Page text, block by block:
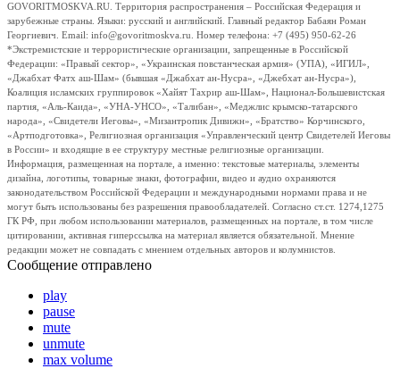
GOVORITMOSKVA.RU. Территория распространения – Российская Федерация и
зарубежные страны. Языки: русский и английский. Главный редактор Бабаян Роман
Георгиевич. Email: info@govoritmoskva.ru. Номер телефона: +7 (495) 950-62-26
*Экстремистские и террористические организации, запрещенные в Российской
Федерации: «Правый сектор», «Украинская повстанческая армия» (УПА), «ИГИЛ»,
«Джабхат Фатх аш-Шам» (бывшая «Джабхат ан-Нусра», «Джебхат ан-Нусра»),
Коалиция исламских группировок «Хайят Тахрир аш-Шам», Национал-Большевистская
партия, «Аль-Каида», «УНА-УНСО», «Талибан», «Меджлис крымско-татарского
народа», «Свидетели Иеговы», «Мизантропик Дивижн», «Братство» Корчинского,
«Артподготовка», Религиозная организация «Управленческий центр Свидетелей Иеговы
в России» и входящие в ее структуру местные религиозные организации.
Информация, размещенная на портале, а именно: текстовые материалы, элементы
дизайна, логотипы, товарные знаки, фотографии, видео и аудио охраняются
законодательством Российской Федерации и международными нормами права и не
могут быть использованы без разрешения правообладателей. Согласно ст.ст. 1274,1275
ГК РФ, при любом использовании материалов, размещенных на портале, в том числе
цитировании, активная гиперссылка на материал является обязательной. Мнение
редакции может не совпадать с мнением отдельных авторов и колумнистов.
Сообщение отправлено
play
pause
mute
unmute
max volume